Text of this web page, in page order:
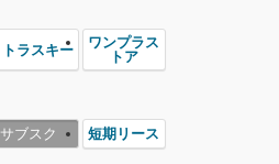
トラスキー
ワンプラス
トア
サブスク 短期リース